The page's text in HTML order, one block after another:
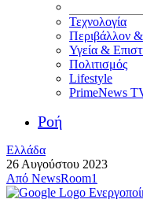
Τεχνολογία
Περιβάλλον
Υγεία &
Πολιτισμός
Lifestyle
PrimeNews
Ροή
Ελλάδα
26 Αυγούστου 2023
Από NewsRoom1